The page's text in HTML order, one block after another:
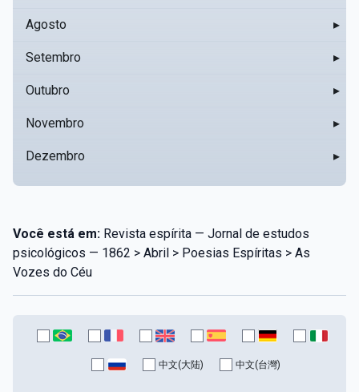
Agosto ▸
Setembro ▸
Outubro ▸
Novembro ▸
Dezembro ▸
Você está em: Revista espírita — Jornal de estudos
psicológicos — 1862 > Abril > Poesias Espíritas > As
Vozes do Céu
中文(大陆) 中文(台灣)